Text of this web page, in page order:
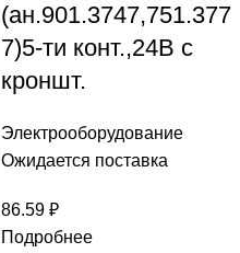
(ан.901.3747,751.377
7)5-ти конт.,24В с
кроншт.
Электрооборудование
Ожидается поставка
86.59 ₽
Подробнее